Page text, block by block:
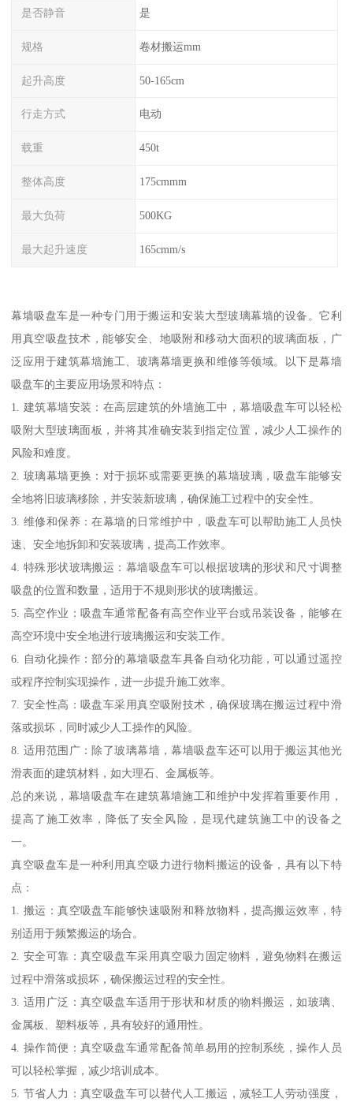
是否静音 是
规格 卷材搬运mm
起升高度 50-165cm
行走方式 电动
载重 450t
整体高度 175cmmm
最大负荷 500KG
最大起升速度 165cmm/s
幕墙吸盘车是一种专门用于搬运和安装大型玻璃幕墙的设备。它利
用真空吸盘技术，能够安全、地吸附和移动大面积的玻璃面板，广
泛应用于建筑幕墙施工、玻璃幕墙更换和维修等领域。以下是幕墙
吸盘车的主要应用场景和特点：
1. 建筑幕墙安装：在高层建筑的外墙施工中，幕墙吸盘车可以轻松
吸附大型玻璃面板，并将其准确安装到指定位置，减少人工操作的
风险和难度。
2. 玻璃幕墙更换：对于损坏或需要更换的幕墙玻璃，吸盘车能够安
全地将旧玻璃移除，并安装新玻璃，确保施工过程中的安全性。
3. 维修和保养：在幕墙的日常维护中，吸盘车可以帮助施工人员快
速、安全地拆卸和安装玻璃，提高工作效率。
4. 特殊形状玻璃搬运：幕墙吸盘车可以根据玻璃的形状和尺寸调整
吸盘的位置和数量，适用于不规则形状的玻璃搬运。
5. 高空作业：吸盘车通常配备有高空作业平台或吊装设备，能够在
高空环境中安全地进行玻璃搬运和安装工作。
6. 自动化操作：部分的幕墙吸盘车具备自动化功能，可以通过遥控
或程序控制实现操作，进一步提升施工效率。
7. 安全性高：吸盘车采用真空吸附技术，确保玻璃在搬运过程中滑
落或损坏，同时减少人工操作的风险。
8. 适用范围广：除了玻璃幕墙，幕墙吸盘车还可以用于搬运其他光
滑表面的建筑材料，如大理石、金属板等。
总的来说，幕墙吸盘车在建筑幕墙施工和维护中发挥着重要作用，
提高了施工效率，降低了安全风险，是现代建筑施工中的设备之
一。
真空吸盘车是一种利用真空吸力进行物料搬运的设备，具有以下特
点：
1. 搬运：真空吸盘车能够快速吸附和释放物料，提高搬运效率，特
别适用于频繁搬运的场合。
2. 安全可靠：真空吸盘车采用真空吸力固定物料，避免物料在搬运
过程中滑落或损坏，确保搬运过程的安全性。
3. 适用广泛：真空吸盘车适用于形状和材质的物料搬运，如玻璃、
金属板、塑料板等，具有较好的通用性。
4. 操作简便：真空吸盘车通常配备简单易用的控制系统，操作人员
可以轻松掌握，减少培训成本。
5. 节省人力：真空吸盘车可以替代人工搬运，减轻工人劳动强度，